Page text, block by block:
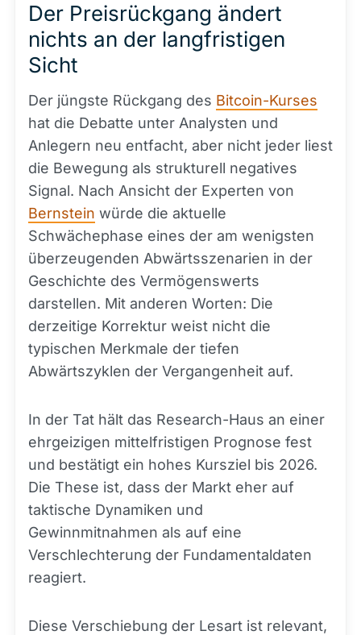
Der Preisrückgang ändert
nichts an der langfristigen
Sicht
Der jüngste Rückgang des Bitcoin-Kurses
hat die Debatte unter Analysten und
Anlegern neu entfacht, aber nicht jeder liest
die Bewegung als strukturell negatives
Signal. Nach Ansicht der Experten von
Bernstein würde die aktuelle
Schwächephase eines der am wenigsten
überzeugenden Abwärtsszenarien in der
Geschichte des Vermögenswerts
darstellen. Mit anderen Worten: Die
derzeitige Korrektur weist nicht die
typischen Merkmale der tiefen
Abwärtszyklen der Vergangenheit auf.
In der Tat hält das Research-Haus an einer
ehrgeizigen mittelfristigen Prognose fest
und bestätigt ein hohes Kursziel bis 2026.
Die These ist, dass der Markt eher auf
taktische Dynamiken und
Gewinnmitnahmen als auf eine
Verschlechterung der Fundamentaldaten
reagiert.
Diese Verschiebung der Lesart ist relevant,